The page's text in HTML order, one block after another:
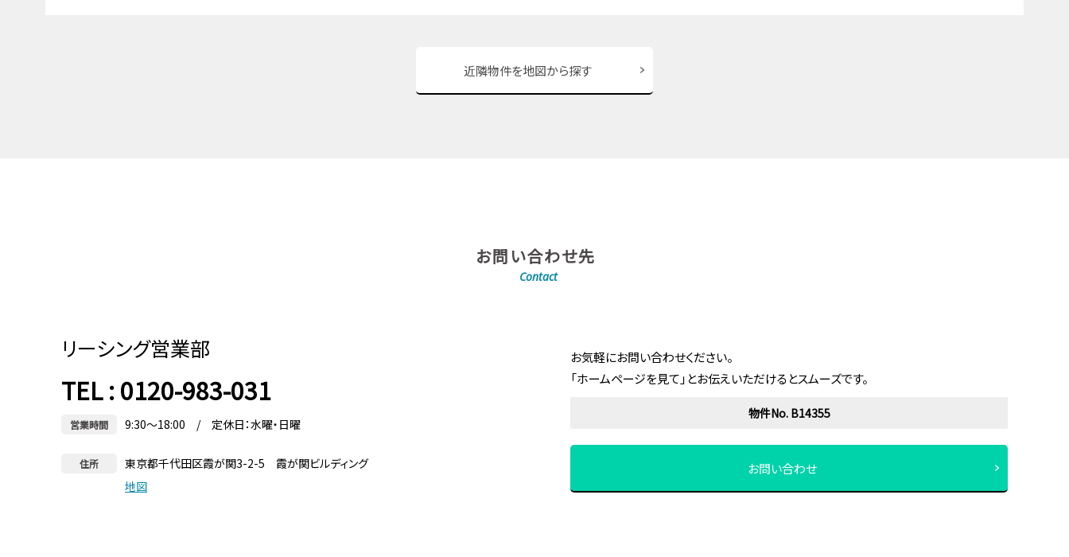
近隣物件を地図から探す
お問い合わせ先
Contact
お気軽にお問い合わせください。
「ホームページを見て」とお伝えいただけるとスムーズです。
物件No. B14355
お問い合わせ
リーシング営業部
TEL : 0120-983-031
営業時間 9:30～18:00 / 定休日：水曜・日曜
住所
東京都千代田区霞が関3-2-5 霞が関ビルディング
地図